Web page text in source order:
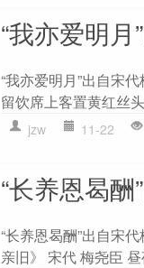
“我亦爱明
“我亦爱明月”出自宋
留饮席上客置黄红丝
jzw 11-22
“长养恩曷
“长养恩曷酬”出自宋
亲旧》 宋代 梅尧臣